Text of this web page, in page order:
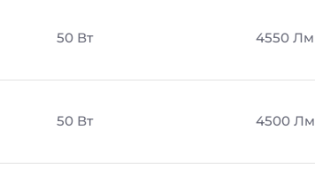
50 Вт 4550 Лм
50 Вт 4500 Лм